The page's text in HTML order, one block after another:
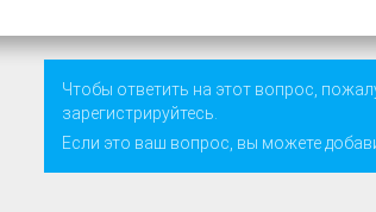
Чтобы ответить на этот вопрос,
зарегистрируйтесь.
Если это ваш вопрос, вы можете